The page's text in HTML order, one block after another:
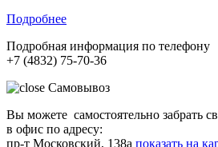
Подробнее
Подробная информация по телефону
+7 (4832) 75-70-36
Самовывоз
Вы можете самостоятельно забрать
в офис по адресу:
пр-т Московский, 138а показать на